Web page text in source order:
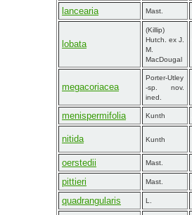
lancearia
Mast.
lobata
(Killip)
Hutch. ex J.
M.
MacDougal
megacoriacea
Porter-Utley
-sp. nov.
ined.
menispermifolia Kunth
nitida Kunth
oerstedii Mast.
pittieri
Mast.
quadrangularis
L.